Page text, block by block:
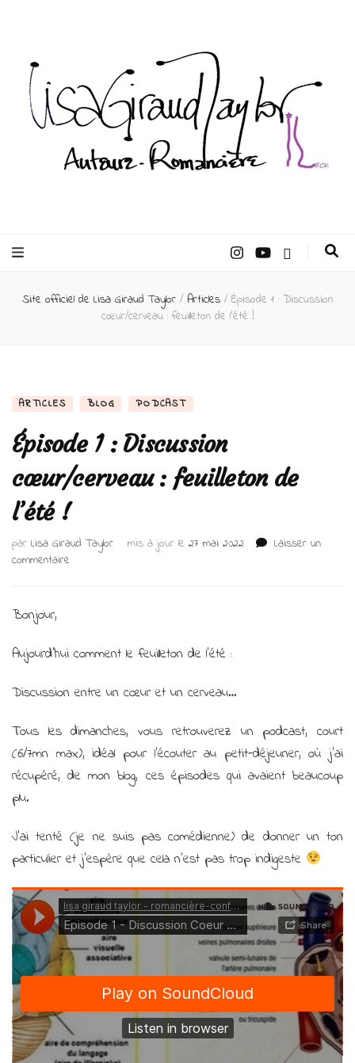
Taylor –
Auteur
Site officiel de Lisa Giraud Taylor / Articles / Épisode 1 : Discussion
cœur/cerveau : feuilleton de l’été !
ARTICLES BLOG PODCAST
Épisode 1 : Discussion
cœur/cerveau : feuilleton de
l’été !
par Lisa Giraud Taylor mis à jour le 27 mai 2022
Laisser un
commentaire
de
!
Bonjour,
Aujourd’hui comment le feuilleton de l’été :
Discussion entre un cœur et un cerveau…
Tous les dimanches, vous retrouverez un podcast, court
(6/7mn max), idéal pour l’écouter au petit-déjeuner, où j’ai
récupéré, de mon blog, ces épisodes qui avaient beaucoup
plu.
J’ai tenté (je ne suis pas comédienne) de donner un ton
particulier et j’espère que cela n’est pas trop indigeste